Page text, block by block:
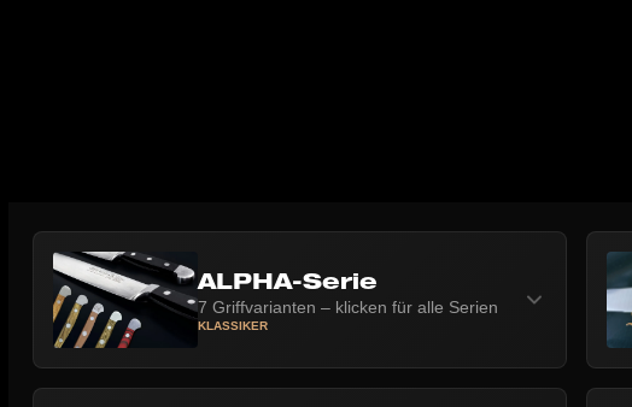
ALPHA-Serie
7 Griffvarianten – klicken für alle Serien
KLASSIKER